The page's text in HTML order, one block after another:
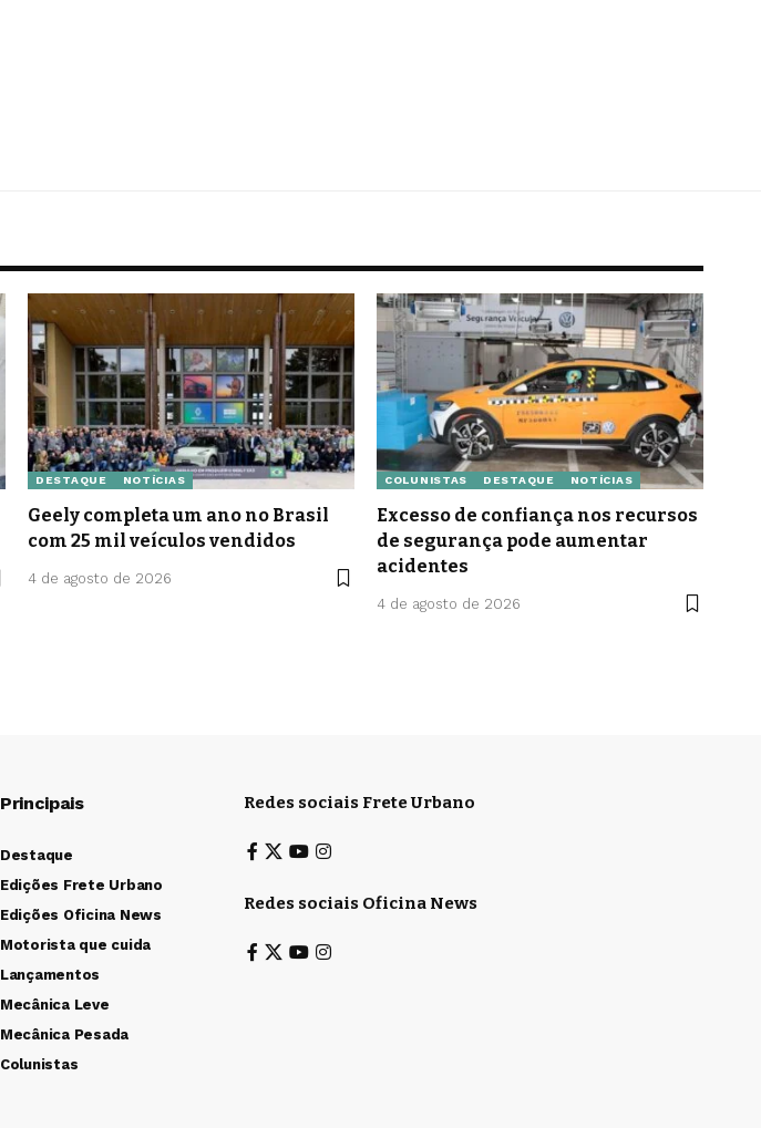
DESTAQUE NOTÍCIAS
Geely completa um ano no Brasil
com 25 mil veículos vendidos
4 de agosto de 2026
COLUNISTAS DESTAQUE NOTÍCIAS
Excesso de confiança nos recursos
de segurança pode aumentar
acidentes
4 de agosto de 2026
Principais
Destaque
Edições Frete Urbano
Edições Oficina News
Motorista que cuida
Lançamentos
Mecânica Leve
Mecânica Pesada
Colunistas
Redes sociais Frete Urbano
Redes sociais Oficina News